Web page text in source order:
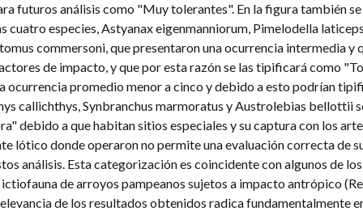
futuros análisis como "Muy tolerantes". En la figura también
especies, Astyanax eigenmanniorum, Pimelodella
commersoni, que presentaron una ocurrencia intermedia y
de impacto, y que por esta razón se las tipificará como
ocurrencia promedio menor a cinco y debido a esto podrían
callichthys, Synbranchus marmoratus y Austrolebias bellottii
debido a que habitan sitios especiales y su captura con los
lótico donde operaron no permite una evaluación correcta de
análisis. Esta categorización es coincidente con algunos de
de arroyos pampeanos sujetos a impacto antrópico
de los resultados obtenidos radica fundamentalmente